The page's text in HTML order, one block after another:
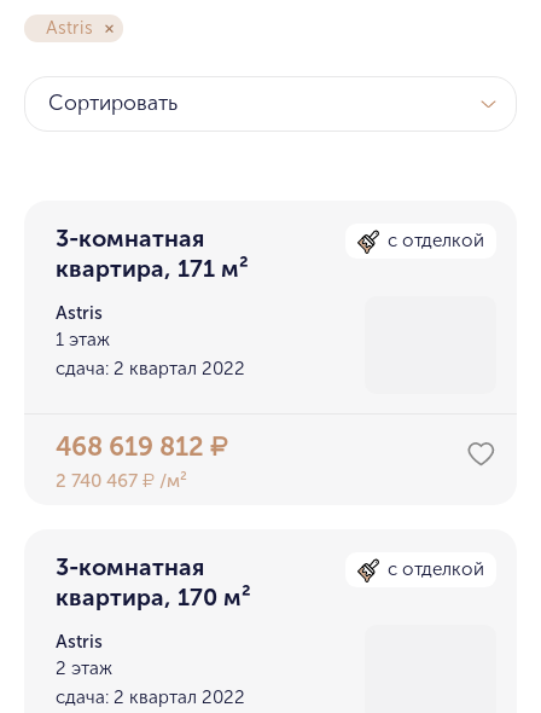
Astris
Сортировать
3-комнатная
квартира, 171 м²
с отделкой
Astris
1 этаж
сдача: 2 квартал 2022
468 619 812₽
2 740 467₽ /м²
3-комнатная
квартира, 170 м²
с отделкой
Astris
2 этаж
сдача: 2 квартал 2022